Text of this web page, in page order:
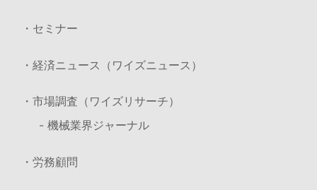
・セミナー
・経済ニュース（ワイズニュース）
・市場調査（ワイズリサーチ）
- 機械業界ジャーナル
・労務顧問